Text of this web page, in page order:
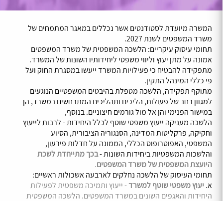
המשרה מיועדת לסטודנטים אשר נכללים במאגר המתמחים של
משרד המשפטים לשנת 2027.
תחומי עיסוק עיקריים: הלשכה המשפטית של משרד המשפטים
אמונה על מתן יעוץ וליווי משפטי ליחידותיו השונות של המשרד.
מתפקידה להבטיח כי פעילויות המשרד ייעשו במסגרת החוק ועל
פי כללי המינהל התקין.
מתוקף תפקידה, הלשכה מטפלת בהיבטים המשפטיים הנוגעים
למגוון רחב של פעולות, הליכים ותהליכים המתרחשים במשרד, הן
במישור הפנימי והן אל מול גורמים חיצוניים. בנוסף,
הלשכה מעניקה ייעוץ משפטי שוטף לכלל היחידות - לרבות לייעוץ
וחקיקה, פרקליטות המדינה, הסנגוריה הציבורית, הסיוע
המשפטי, האפוטרופוס הכללי, הממונה על חדלות פירעון,
והלשכות המשפטיות ביחידות השונות -בכך מתייחדת לשכת
היועצת המשפטית של משרד המשפטים.
תחומי העיסוק של הלשכה נחלקים לארבעה אשכולות ראשיים:
א. יעוץ משפטי שוטף למשרד- ייעוץ ותמיכה משפטית לפעילות
היחידות והאגפים השונים במשרד המשפטים. הלשכה המשפטית